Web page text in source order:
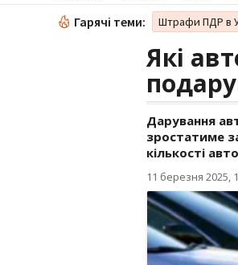
Гарячі теми: Штрафи ПДР в
Які
Дарування
зростатиме
кількості
11 березня 2025,